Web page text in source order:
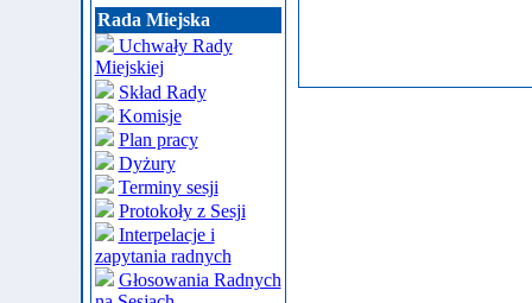
Rada Miejska
Uchwały Rady
Miejskiej
Skład Rady
Komisje
Plan pracy
Dyżury
Terminy sesji
Protokoły z Sesji
Interpelacje i
zapytania radnych
Głosowania Radnych